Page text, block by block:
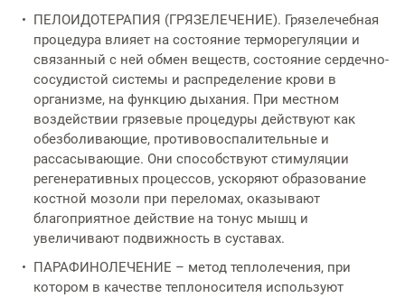
ПЕЛОИДОТЕРАПИЯ (ГРЯЗЕЛЕЧЕНИЕ). Грязелечебная
процедура влияет на состояние терморегуляции и
связанный с ней обмен веществ, состояние сердечно-
сосудистой системы и распределение крови в
организме, на функцию дыхания. При местном
воздействии грязевые процедуры действуют как
обезболивающие, противовоспалительные и
рассасывающие. Они способствуют стимуляции
регенеративных процессов, ускоряют образование
костной мозоли при переломах, оказывают
благоприятное действие на тонус мышц и
увеличивают подвижность в суставах.
ПАРАФИНОЛЕЧЕНИЕ – метод теплолечения, при
котором в качестве теплоносителя используют